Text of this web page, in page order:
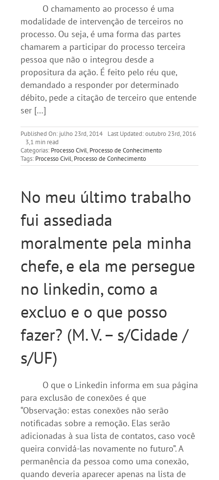
O chamamento ao processo é uma
modalidade de intervenção de terceiros no
processo. Ou seja, é uma forma das partes
chamarem a participar do processo terceira
pessoa que não o integrou desde a
propositura da ação. É feito pelo réu que,
demandado a responder por determinado
débito, pede a citação de terceiro que entende
ser […]
Published On: julho 23rd, 2014
Last Updated: outubro 23rd, 2016
3,1 min read
Categorias: Processo Civil, Processo de Conhecimento
Tags: Processo Civil, Processo de Conhecimento
No meu último trabalho
fui assediada
moralmente pela minha
chefe, e ela me persegue
no linkedin, como a
excluo e o que posso
fazer? (M. V. – s/Cidade /
s/UF)
O que o Linkedin informa em sua página
para exclusão de conexões é que
“Observação: estas conexões não serão
notificadas sobre a remoção. Elas serão
adicionadas à sua lista de contatos, caso você
queira convidá-las novamente no futuro”. A
permanência da pessoa como uma conexão,
quando deveria aparecer apenas na lista de